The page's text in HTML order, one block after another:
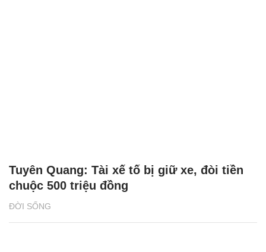
ĐỜI SỐNG
Tuyên Quang: Tài xế tố bị giữ xe, đòi tiền
chuộc 500 triệu đồng